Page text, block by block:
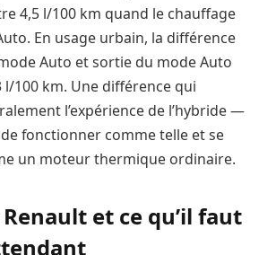
4,5 l/100 km quand le chauffage
En usage urbain, la différence
Auto et sortie du mode Auto
100 km. Une différence qui
l’expérience de l’hybride —
fonctionner comme telle et se
un moteur thermique ordinaire.
et ce qu’il faut